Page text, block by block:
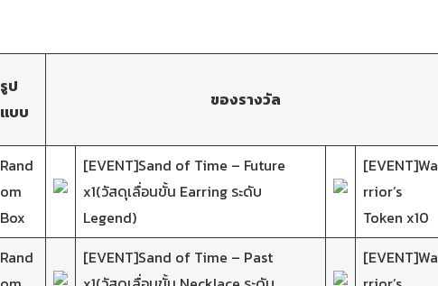
รูป
แบบ
ของรางวัล
Rand
om
Box
[EVENT]Sand of Time – Future
x1(วัสดุเลื่อนขั้น Earring ระดับ
Legend)
[EVENT]Wa
rrior’s
Token x10
Rand
[EVENT]Sand of Time – Past
[EVENT]Wa